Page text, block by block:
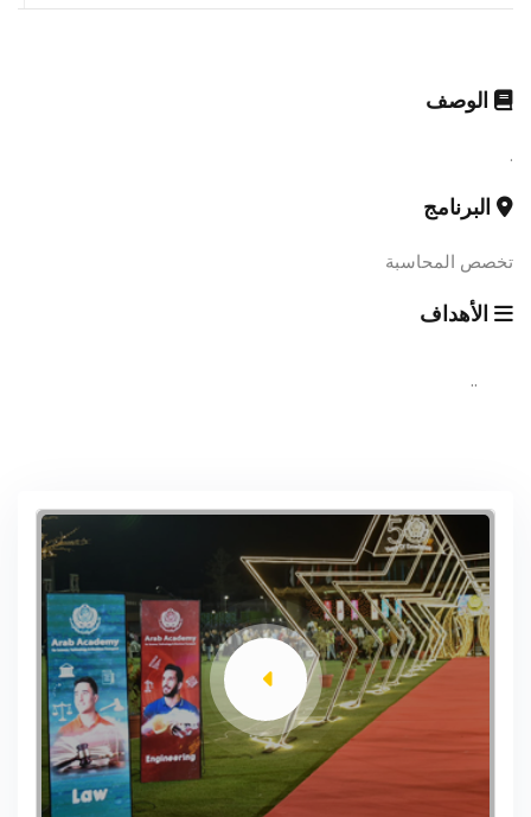
الوصف
.
البرنامج
تخصص المحاسبة
الأهداف
..